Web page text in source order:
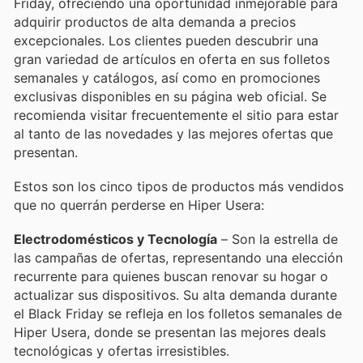
adquirir productos de alta demanda a precios
excepcionales. Los clientes pueden descubrir una
gran variedad de artículos en oferta en sus folletos
semanales y catálogos, así como en promociones
exclusivas disponibles en su página web oficial. Se
recomienda visitar frecuentemente el sitio para estar
al tanto de las novedades y las mejores ofertas que
presentan.
Estos son los cinco tipos de productos más vendidos
que no querrán perderse en Hiper Usera:
Electrodomésticos y Tecnología – Son la estrella de
las campañas de ofertas, representando una elección
recurrente para quienes buscan renovar su hogar o
actualizar sus dispositivos. Su alta demanda durante
el Black Friday se refleja en los folletos semanales de
Hiper Usera, donde se presentan las mejores deals
tecnológicas y ofertas irresistibles.